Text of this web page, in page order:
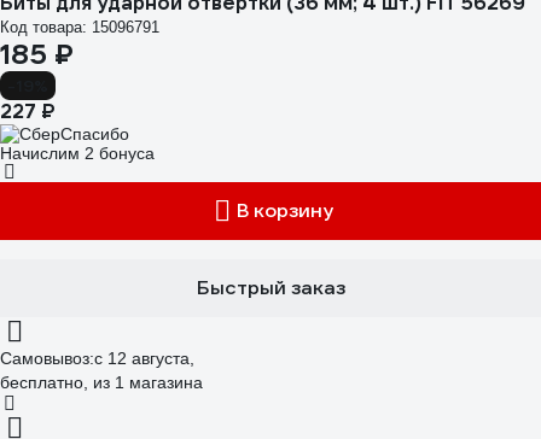
Код товара: 15096791
185 ₽
227 ₽
Начислим 2 бонуса
В корзину
Быстрый заказ
Самовывоз:c 12 августа,
бесплатно , из 1 магазина